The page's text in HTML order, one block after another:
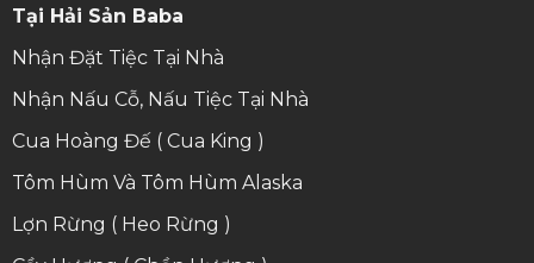
Tại Hải Sản Baba
Nhận Đặt Tiệc Tại Nhà
Nhận Nấu Cỗ, Nấu Tiệc Tại Nhà
Cua Hoàng Đế ( Cua King )
Tôm Hùm Và Tôm Hùm Alaska
Lợn Rừng ( Heo Rừng )